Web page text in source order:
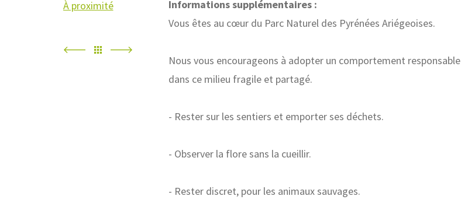
À proximité
Informations supplémentaires :
Vous êtes au cœur du Parc Naturel des Pyrénées Ariégeoises.
Nous vous encourageons à adopter un comportement responsable
dans ce milieu fragile et partagé.
- Rester sur les sentiers et emporter ses déchets.
- Observer la flore sans la cueillir.
- Rester discret, pour les animaux sauvages.